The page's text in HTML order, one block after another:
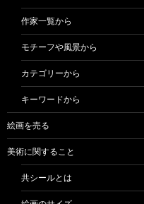
作家一覧から
モチーフや風景から
カテゴリーから
キーワードから
絵画を売る
美術に関すること
共シールとは